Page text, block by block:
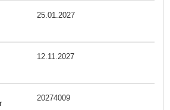
25.01.2027
12.11.2027
20274009